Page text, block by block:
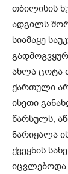
თბილისის
ადგილს
სიამაყე
ახლა ცოტა
ქართული
ისეთი
წარსულს,
ნარიყალა
ქვეყნის
იცვლებოდა